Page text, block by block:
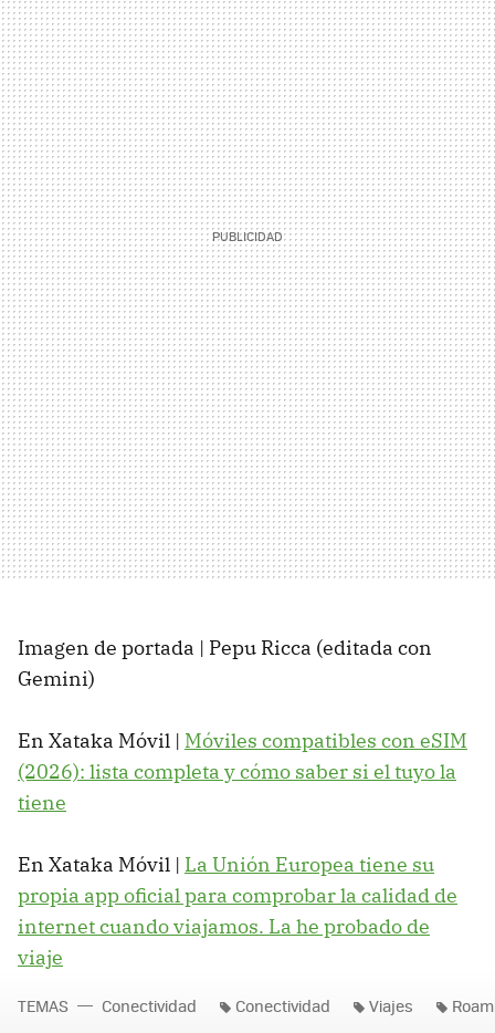
Imagen de portada | Pepu Ricca (editada con
Gemini)
En Xataka Móvil | Móviles compatibles con eSIM
(2026): lista completa y cómo saber si el tuyo la
tiene
En Xataka Móvil | La Unión Europea tiene su
propia app oficial para comprobar la calidad de
internet cuando viajamos. La he probado de
viaje
TEMAS Conectividad Conectividad Viajes